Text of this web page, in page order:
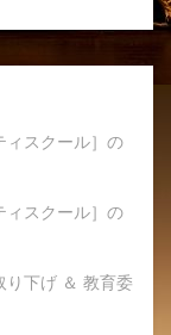
ィスクール］の
ィスクール］の
り下げ ＆ 教育委